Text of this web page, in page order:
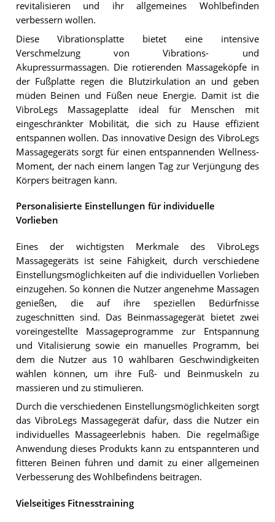
revitalisieren und ihr allgemeines Wohlbefinden
verbessern wollen.
Diese Vibrationsplatte bietet eine intensive
Verschmelzung von Vibrations- und
Akupressurmassagen. Die rotierenden Massageköpfe in
der Fußplatte regen die Blutzirkulation an und geben
müden Beinen und Füßen neue Energie. Damit ist die
VibroLegs Massageplatte ideal für Menschen mit
eingeschränkter Mobilität, die sich zu Hause effizient
entspannen wollen. Das innovative Design des VibroLegs
Massagegeräts sorgt für einen entspannenden Wellness-
Moment, der nach einem langen Tag zur Verjüngung des
Körpers beitragen kann.
Personalisierte Einstellungen für individuelle
Vorlieben
Eines der wichtigsten Merkmale des VibroLegs
Massagegeräts ist seine Fähigkeit, durch verschiedene
Einstellungsmöglichkeiten auf die individuellen Vorlieben
einzugehen. So können die Nutzer angenehme Massagen
genießen, die auf ihre speziellen Bedürfnisse
zugeschnitten sind. Das Beinmassagegerät bietet zwei
voreingestellte Massageprogramme zur Entspannung
und Vitalisierung sowie ein manuelles Programm, bei
dem die Nutzer aus 10 wählbaren Geschwindigkeiten
wählen können, um ihre Fuß- und Beinmuskeln zu
massieren und zu stimulieren.
Durch die verschiedenen Einstellungsmöglichkeiten sorgt
das VibroLegs Massagegerät dafür, dass die Nutzer ein
individuelles Massageerlebnis haben. Die regelmäßige
Anwendung dieses Produkts kann zu entspannteren und
fitteren Beinen führen und damit zu einer allgemeinen
Verbesserung des Wohlbefindens beitragen.
Vielseitiges Fitnesstraining